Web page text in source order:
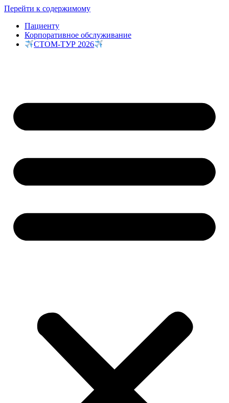
Перейти к содержимому
Пациенту
Корпоративное обслуживание
СТОМ-ТУР 2026